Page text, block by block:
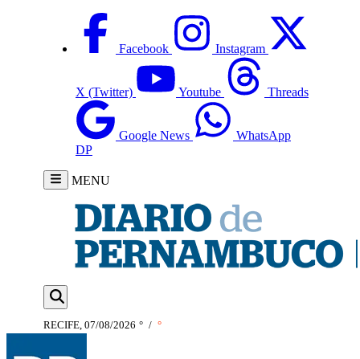
Facebook Instagram
X (Twitter) Youtube Threads
Google News
WhatsApp
DP
MENU
RECIFE, 07/08/2026 ° / °